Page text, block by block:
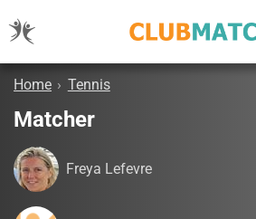
Home › Tennis
Matcher
Freya Lefevre